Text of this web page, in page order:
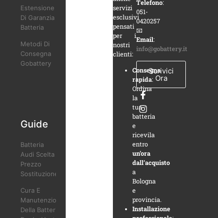
servizi
esclusivi
pensati
per i
nostri
clienti:
Consegna
rapida:
Ordina
la
tua
batteria
e
ricevila
entro
un’ora
dall’acquisto
a
Bologna
e
provincia.
Installazione
Telefono:
051-
0420257
📧
Email:
info@gobattery.it
Scrivici
Ora
Estensione
Di Garanzia
Batteria
Metodi Di
Consegna
Gobattery
Guide
Batteria
Audi Scelta
Prezzo
Sostituzione
Cura E
Manutenzione
Della Batteria